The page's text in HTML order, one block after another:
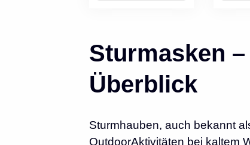
Sturmasken
Überblick
Sturmhauben, auch bekannt
OutdoorAktivitäten bei kaltem